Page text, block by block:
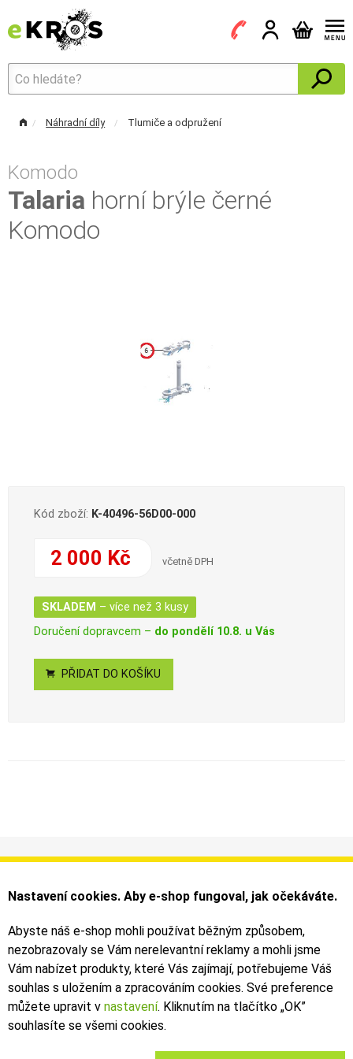
Náhradní díly Tlumiče a odpružení
Komodo
Talaria horní brýle černé
Komodo
Kód zboží: K-40496-56D00-000
2 000 Kč včetně DPH
SKLADEM – více než 3 kusy
Doručení dopravcem – do pondělí 10.8. u Vás
PŘIDAT DO KOŠÍKU
Informace
Obchodní podmínky
Můj účet
Faktury
Bezpečné on-line platby dodává ComGate
Nastavení cookies. Aby e-shop fungoval, jak očekáváte.
Abyste náš e-shop mohli používat běžným způsobem,
nezobrazovaly se Vám nerelevantní reklamy a mohli jsme
Vám nabízet produkty, které Vás zajímají, potřebujeme Váš
souhlas s uložením a zpracováním cookies. Své preference
můžete upravit v nastavení. Kliknutím na tlačítko „OK”
souhlasíte se všemi cookies.